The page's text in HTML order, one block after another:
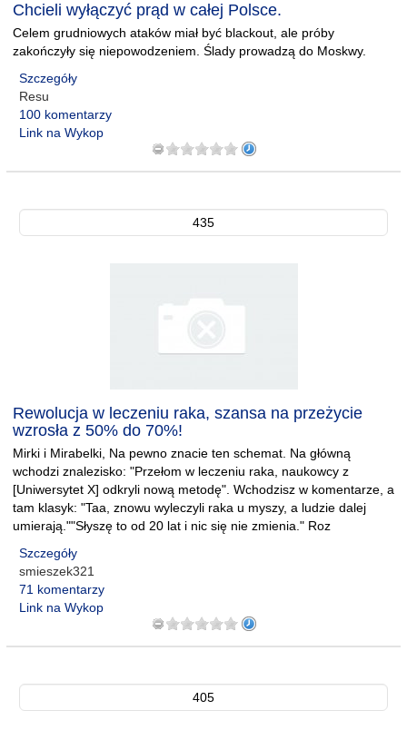
Chcieli wyłączyć prąd w całej Polsce.
Celem grudniowych ataków miał być blackout, ale próby
zakończyły się niepowodzeniem. Ślady prowadzą do Moskwy.
Szczegóły
Resu
100 komentarzy
Link na Wykop
435
Rewolucja w leczeniu raka, szansa na przeżycie
wzrosła z 50% do 70%!
Mirki i Mirabelki, Na pewno znacie ten schemat. Na główną
wchodzi znalezisko: "Przełom w leczeniu raka, naukowcy z
[Uniwersytet X] odkryli nową metodę". Wchodzisz w komentarze, a
tam klasyk: "Taa, znowu wyleczyli raka u myszy, a ludzie dalej
umierają.""Słyszę to od 20 lat i nic się nie zmienia." Roz
Szczegóły
smieszek321
71 komentarzy
Link na Wykop
405